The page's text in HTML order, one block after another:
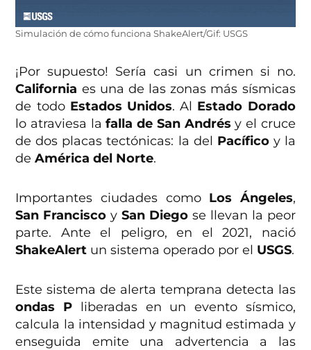
Simulación de cómo funciona ShakeAlert/Gif: USGS
¡Por supuesto! Sería casi un crimen si no.
California es una de las zonas más sísmicas
de todo Estados Unidos. Al Estado Dorado
lo atraviesa lafalla de San Andrés y el cruce
de dos placas tectónicas: la del Pacíficoy la
deAmérica del Norte.
Importantes ciudades como Los Ángeles,
San Francisco ySan Diego se llevan la peor
parte. Ante el peligro, en el 2021, nació
ShakeAlert un sistema operado por el USGS.
Este sistema de alerta temprana detecta las
ondas P liberadas en un evento sísmico,
calcula la intensidad y magnitud estimada y
enseguida emite una advertencia a las